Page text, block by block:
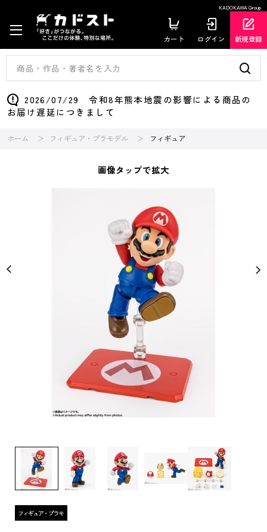
KADOKAWA Group
カート ログイン 新規登録
2026/07/29 令和8年熊本地震の影響による商品の
お届け遅延につきまして
ホーム フィギュア・プラモデル フィギュア
画像タップで拡大